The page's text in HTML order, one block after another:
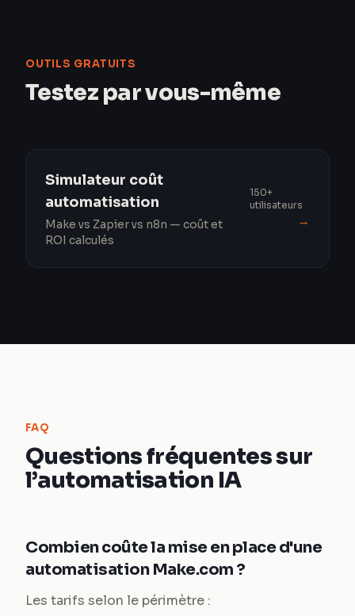
OUTILS GRATUITS
Testez par vous-même
Simulateur coût
automatisation
Make vs Zapier vs n8n — coût et
ROI calculés
150+
utilisateurs
→
FAQ
Questions fréquentes sur
l’automatisation IA
Combien coûte la mise en place d'une
automatisation Make.com ?
Les tarifs selon le périmètre :